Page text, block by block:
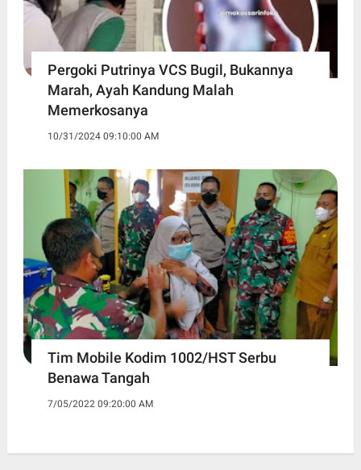
Pergoki Putrinya VCS Bugil, Bukannya
Marah, Ayah Kandung Malah
Memerkosanya
10/31/2024 09:10:00 AM
Tim Mobile Kodim 1002/HST Serbu
Benawa Tangah
7/05/2022 09:20:00 AM